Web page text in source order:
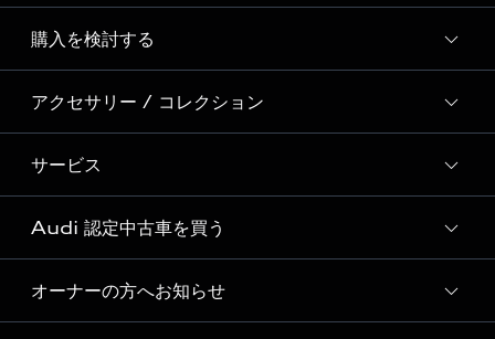
Story of Progress
Audi Sport
Formula 1®
デジタルサービス
ディーラー検索
新車在庫検索
試乗車・展示車検索
見積り依頼
試乗予約
購入を検討する
モデル一覧
特別仕様モデル / 限定モデル
e-tronラインアップ
価格シミュレーション
車両比較
アクセサリー / コレクション
純正アクセサリー
オンラインショップ
Audi collection
アウディナビアプリ
サービス
サービス入庫予約
サービスプログラム
メンテナンス
Audi 認定中古車を買う
Audi認定中古車
オーナーの方へお知らせ